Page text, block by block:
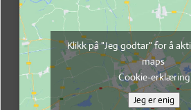
Klikk på "Jeg godtar" for å
maps
Cookie-erklæring
Jeg er enig